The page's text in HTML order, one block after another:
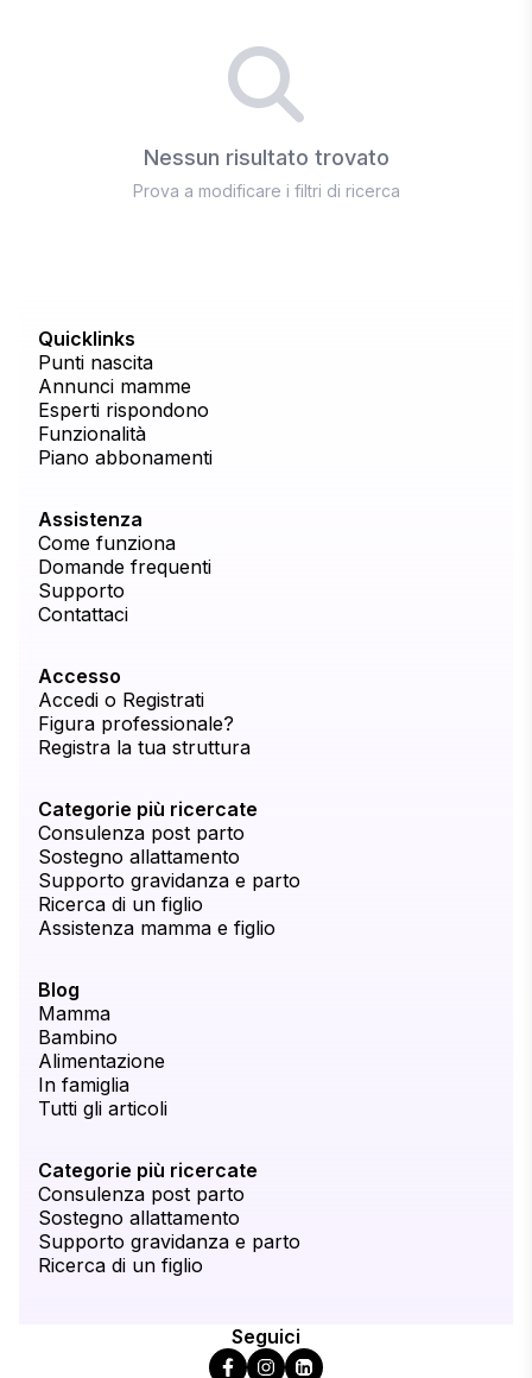
Nessun risultato trovato
Prova a modificare i filtri di ricerca
Quicklinks
Punti nascita
Annunci mamme
Esperti rispondono
Funzionalità
Piano abbonamenti
Assistenza
Come funziona
Domande frequenti
Supporto
Contattaci
Accesso
Accedi o Registrati
Figura professionale?
Registra la tua struttura
Categorie più ricercate
Consulenza post parto
Sostegno allattamento
Supporto gravidanza e parto
Ricerca di un figlio
Assistenza mamma e figlio
Blog
Mamma
Bambino
Alimentazione
In famiglia
Tutti gli articoli
Categorie più ricercate
Consulenza post parto
Sostegno allattamento
Supporto gravidanza e parto
Ricerca di un figlio
Seguici